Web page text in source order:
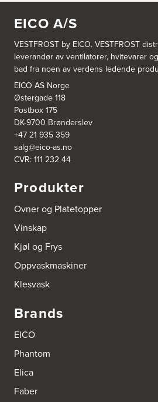
EICO A/S
VESTFROST by EICO. VESTFROST
leverandør av ventilatorer, hvitevarer
bad fra noen av verdens ledende
EICO AS Norge
Østergade 118
Postbox 175
DK-9700 Brønderslev
+47 21 935 359
salg@eico-as.no
CVR: 111 232 44
Produkter
Ovner og Platetopper
Vinskap
Kjøl og Frys
Oppvaskmaskiner
Klesvask
Brands
EICO
Phantom
Elica
Faber